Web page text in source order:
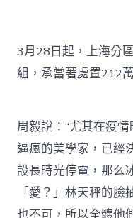
3月28日起，上海分
組，承當著處置212
周毅說：“尤其在疫
逼瘋的美學家，已經
設長時光停電，那么
「愛？」林天秤的